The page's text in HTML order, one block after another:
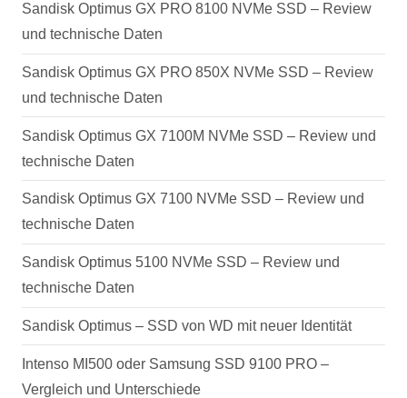
Sandisk Optimus GX PRO 8100 NVMe SSD – Review
und technische Daten
Sandisk Optimus GX PRO 850X NVMe SSD – Review
und technische Daten
Sandisk Optimus GX 7100M NVMe SSD – Review und
technische Daten
Sandisk Optimus GX 7100 NVMe SSD – Review und
technische Daten
Sandisk Optimus 5100 NVMe SSD – Review und
technische Daten
Sandisk Optimus – SSD von WD mit neuer Identität
Intenso MI500 oder Samsung SSD 9100 PRO –
Vergleich und Unterschiede